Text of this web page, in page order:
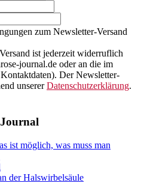
zum Newsletter-Versand
ist jederzeit widerruflich
journal.de oder an die im
Der Newsletter-
unsererDatenschutzerklärung.
ist möglich, was muss man
der Halswirbelsäule